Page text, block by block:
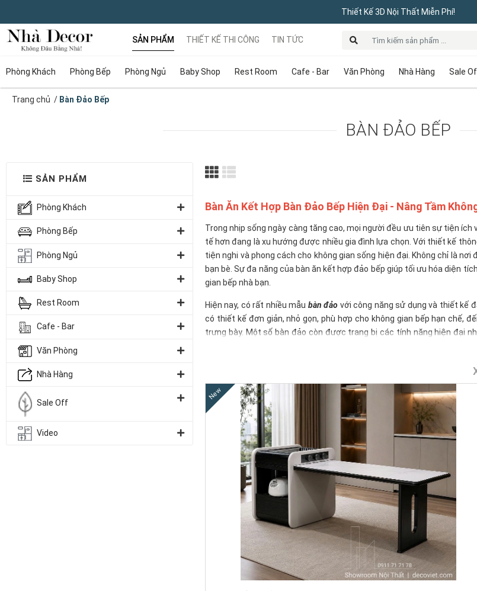
Thiết Kế 3D Nội Thất Miễn Phí!
SẢN PHẨM
Phòng Khách Phòng Bếp Phòng Ngủ Baby Shop Rest Room Cafe - Bar Văn Phòng Nhà Hàng Sale
THIẾT KẾ THI CÔNG TIN TỨC
Trang chủ / Bàn Đảo Bếp
BÀN ĐẢO BẾP
SẢN PHẨM
Phòng Khách
Phòng Bếp
Phòng Ngủ
Baby Shop
Rest Room
Cafe - Bar
Văn Phòng
Nhà Hàng
Sale Off
Video
Bàn Ăn Kết Hợp Bàn Đảo Bếp Hiện Đại - Nâng Tầm
Trong nhịp sống ngày càng tăng cao, mọi người đều ưu tiên sự tiện
tế hơn đang là xu hướng được nhiều gia đình lựa chọn. Với thiết kế
tiện nghi và phong cách cho không gian sống hiện đại. Không chỉ là
bạn bè. Sự đa năng của bàn ăn kết hợp đảo bếp giúp tối ưu hóa diện
gian bếp nhà bạn.
Hiện nay, có rất nhiều mẫu bàn đảo với công năng sử dụng và thiết kế
có thiết kế đơn giản, nhỏ gọn, phù hợp cho không gian bếp hạn chế,
trưng bày. Một số bàn đảo còn được trang bị các tính năng hiện đại
New